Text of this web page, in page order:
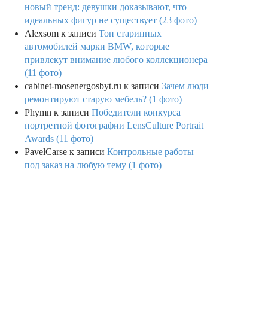
новый тренд: девушки доказывают, что
идеальных фигур не существует (23 фото)
Alexsom к записи Топ старинных
автомобилей марки BMW, которые
привлекут внимание любого коллекционера
(11 фото)
cabinet-mosenergosbyt.ru к записи Зачем люди
ремонтируют старую мебель? (1 фото)
Phymn к записи Победители конкурса
портретной фотографии LensCulture Portrait
Awards (11 фото)
PavelCarse к записи Контрольные работы
под заказ на любую тему (1 фото)